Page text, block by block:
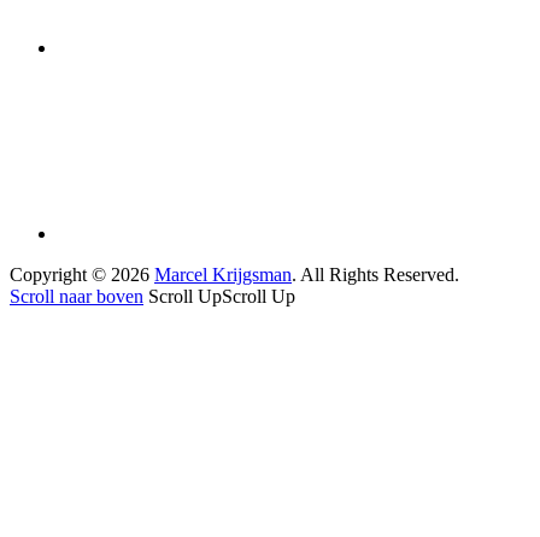
Copyright © 2026 Marcel Krijgsman. All Rights Reserved.
Scroll naar boven Scroll UpScroll Up